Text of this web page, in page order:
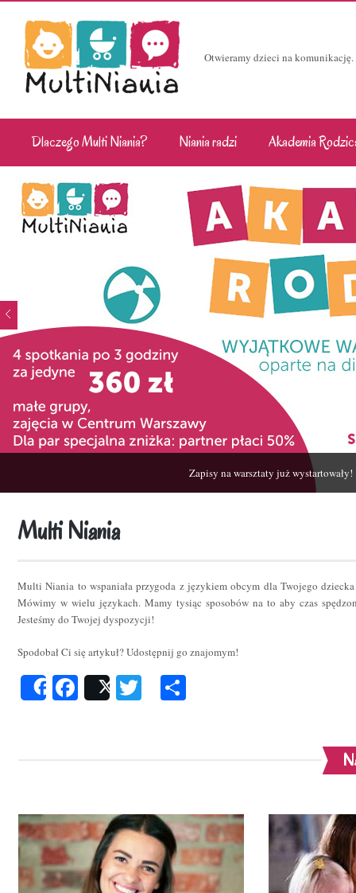
Otwieramy dzieci na
Dlaczego Multi Niania? Niania radzi Akademia
Zapisy na warsztaty już wystartowały!
Multi Niania
Multi Niania to wspaniała przygoda z językiem obcym dla Twojego
Mówimy w wielu językach. Mamy tysiąc sposobów na to aby czas
Jesteśmy do Twojej dyspozycji!
Spodobał Ci się artykuł? Udostępnij go znajomym!
ShareFacebook
Post Twitter